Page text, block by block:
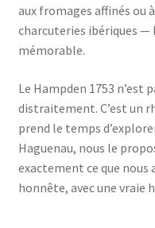
aux fromages affinés ou
charcuteries ibériques —
mémorable.
Le Hampden 1753 n’est
distraitement. C’est un
prend le temps
Haguenau, nous le
exactement ce que nous
honnête, avec une